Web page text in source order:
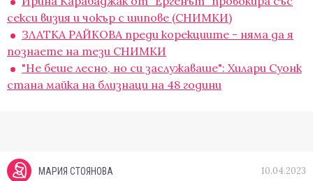
секси визия и чокър с шипове (СНИМКИ)
ЗЛАТКА РАЙКОВА преди корекциите - няма да я
познаете на тези СНИМКИ
"Не беше лесно, но си заслужаваше": Хилари Суонк
стана майка на близнаци на 48 години
МАРИЯ СТОЯНОВА 10.04.2023